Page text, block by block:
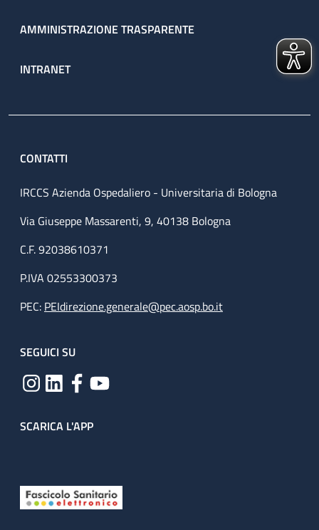
AMMINISTRAZIONE TRASPARENTE
INTRANET
CONTATTI
IRCCS Azienda Ospedaliero - Universitaria di Bologna
Via Giuseppe Massarenti, 9, 40138 Bologna
C.F. 92038610371
P.IVA 02553300373
PEC: PEIdirezione.generale@pec.aosp.bo.it
SEGUICI SU
SCARICA L'APP